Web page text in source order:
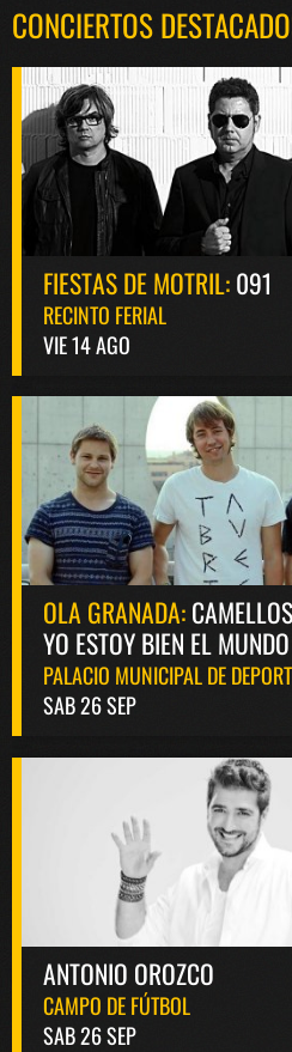
CONCIERTOS
FIESTAS DE MOTRIL:091
RECINTO FERIAL
VIE 14 AGO
OLA GRANADA:
YO ESTOY BIEN EL
PALACIO MUNICIPAL DE
SAB 26 SEP
ANTONIO OROZCO
CAMPO DE FÚTBOL
SAB 26 SEP